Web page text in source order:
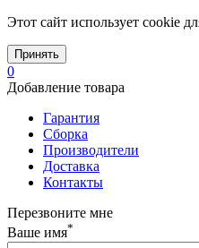
Этот сайт использует cookie
Принять
0
Добавление товара
Гарантия
Сборка
Производители
Доставка
Контакты
Перезвоните мне
Ваше имя*